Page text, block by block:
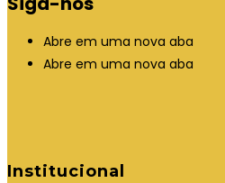
Abre em uma nova aba
Abre em uma nova aba
Institucional